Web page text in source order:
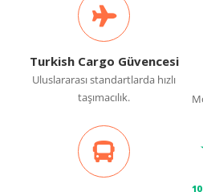
Turkish Cargo Güvencesi
Uluslararası standartlarda hızlı
taşımacılık.